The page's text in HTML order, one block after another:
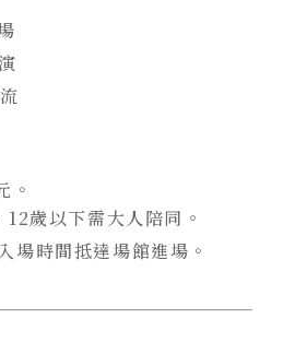
。
歲以下需大人陪同。
場時間抵達場館進場。